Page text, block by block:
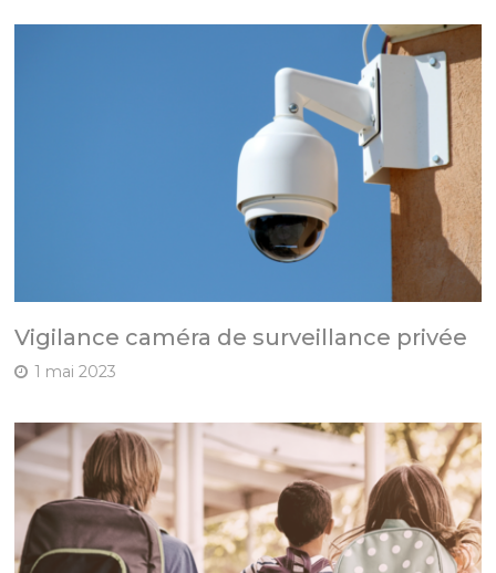
Vigilance caméra de surveillance privée
1 mai 2023